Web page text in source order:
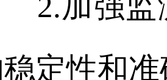
定性和